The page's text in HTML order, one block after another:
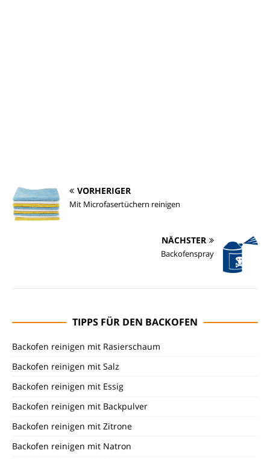
VORHERIGER
Mit Microfasertüchern reinigen
NÄCHSTER
Backofenspray
TIPPS FÜR DEN BACKOFEN
Backofen reinigen mit Rasierschaum
Backofen reinigen mit Salz
Backofen reinigen mit Essig
Backofen reinigen mit Backpulver
Backofen reinigen mit Zitrone
Backofen reinigen mit Natron